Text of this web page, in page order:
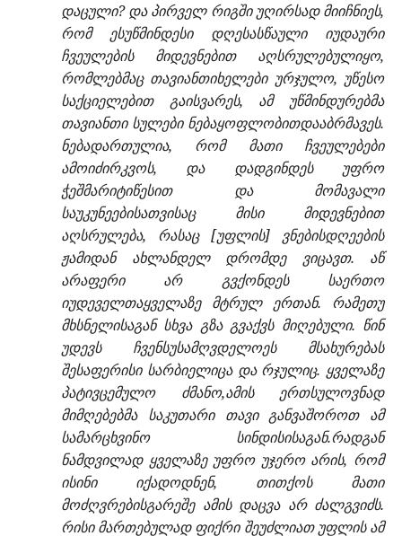
დაცული? და პირველ რიგში უღირსად მიიჩნიეს,
რომ ესუწმინდესი დღესასწაული იუდაური
ჩვეულების მიდევნებით აღსრულებულიყო,
რომლებმაც თავიანთიხელები ურჯულო, უწესო
საქციელებით გაისვარეს, ამ უწმინდურებმა
თავიანთი სულები ნებაყოფლობითდააბრმავეს.
ნებადართულია, რომ მათი ჩვეულებები
ამოიძირკვოს, და დადგინდეს უფრო
ჭეშმარიტიწესით და მომავალი
საუკუნეებისათვისაც მისი მიდევნებით
აღსრულება, რასაც [უფლის] ვნებისდღეების
ჟამიდან ახლანდელ დრომდე ვიცავთ. აწ
არაფერი არ გვქონდეს საერთო
იუდეველთაყველაზე მტრულ ერთან. რამეთუ
მხსნელისაგან სხვა გზა გვაქვს მიღებული. წინ
უდევს ჩვენსუსამღვდელოეს მსახურებას
შესაფერისი სარბიელიცა და რჯულიც. ყველაზე
პატივცემულო ძმანო,ამის ერთსულოვნად
მიმღებებმა საკუთარი თავი განვაშოროთ ამ
სამარცხვინო სინდისისაგან.რადგან
ნამდვილად ყველაზე უფრო უჯერო არის, რომ
ისინი იქადოდნენ, თითქოს მათი
მოძღვრებისგარეშე ამის დაცვა არ ძალგვიძს.
რისი მართებულად ფიქრი შეუძლიათ უფლის ამ